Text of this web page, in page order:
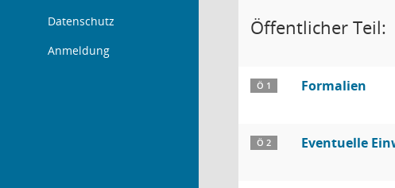
Datenschutz
Anmeldung
Öffentlicher Teil:
Ö 1 Formalien
Ö 2 Eventuelle